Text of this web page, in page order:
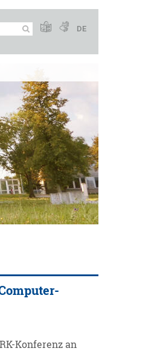
DE
Konferenz an